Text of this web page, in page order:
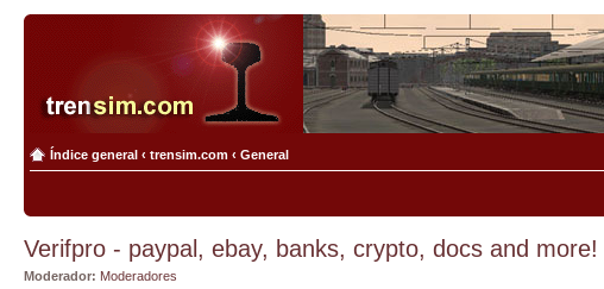
Índice general ‹ trensim.com ‹ General
Verifpro - paypal, ebay, banks, crypto, docs and more!
Moderador: Moderadores